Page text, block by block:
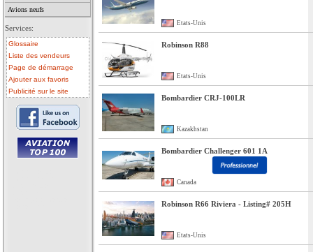
Avions neufs
Services:
Glossaire
Liste des vendeurs
Page de démarrage
Ajouter aux favoris
Publicité sur le site
Etats-Unis
Robinson R88
Etats-Unis
Bombardier CRJ-100LR
Kazakhstan
Bombardier Challenger 601 1A
Canada
Robinson R66 Riviera - Listing# 205H
Etats-Unis